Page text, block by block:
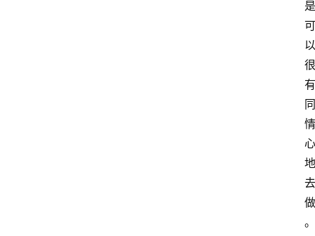
是
可
以
很
有
同
情
心
地
去
做
。